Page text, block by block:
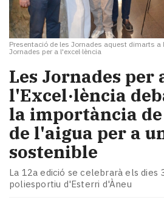
Presentació de les Jornades aquest dimarts a
Jornades per a l'excel·lència
Les Jornades per
l'Excel·lència
la importància
de l'aigua per a
sostenible
La 12a edició se celebrarà els dies
poliesportiu d'Esterri d'Àneu